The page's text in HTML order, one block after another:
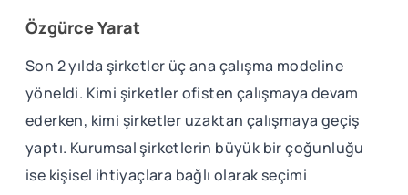
Özgürce Yarat
Son 2 yılda şirketler üç ana çalışma modeline
yöneldi. Kimi şirketler ofisten çalışmaya devam
ederken, kimi şirketler uzaktan çalışmaya geçiş
yaptı. Kurumsal şirketlerin büyük bir çoğunluğu
ise kişisel ihtiyaçlara bağlı olarak seçimi